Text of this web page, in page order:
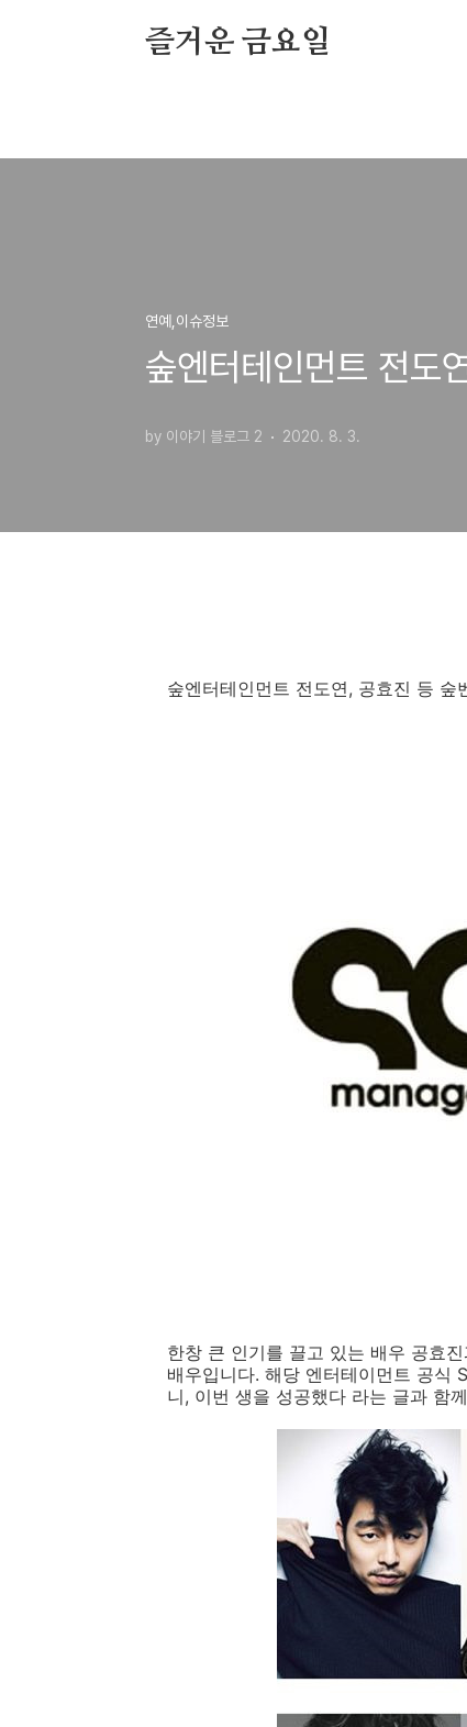
즐거운 금요일
연예,이슈정보
숲엔터테인먼트 전도
by 이야기 블로그 2 2020. 8. 3.
숲엔터테인먼트 전도연, 공효진 등 숲
한창 큰 인기를 끌고 있는 배우 공효
배우입니다. 해당 엔터테이먼트 공식
니, 이번 생을 성공했다 라는 글과 함